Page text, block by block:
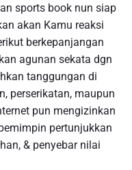
sports book nun siap
akan Kamu reaksi
berkepanjangan
agunan sekata dgn
tanggungan di
perserikatan, maupun
pun mengizinkan
pertunjukkan
& penyebar nilai